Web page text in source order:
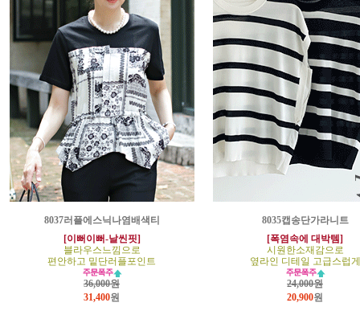
8037러플에스닉나염배색티
[이뻐이뻐-날씬핏]
블라우스느낌으로
편안하고 밑단러플포인트
36,000원
31,400원
8035캡송단가라니트
[폭염속에 대박템]
시원한소재감으로
옆라인 디테일 고급스럽게
24,000원
20,900원